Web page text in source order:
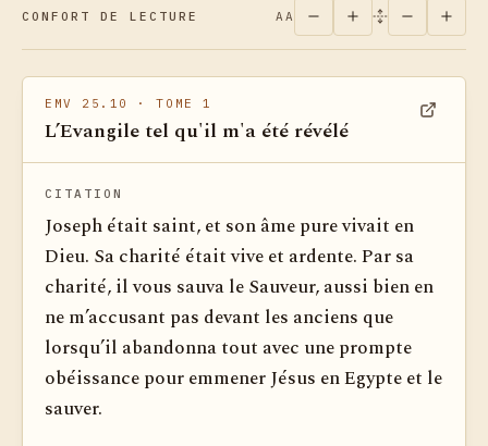
CONFORT DE LECTURE AA
EMV 25.10 · TOME 1
L’Evangile tel qu'il m'a été révélé
CITATION
Joseph était saint, et son âme pure vivait en
Dieu. Sa charité était vive et ardente. Par sa
charité, il vous sauva le Sauveur, aussi bien en
ne m’accusant pas devant les anciens que
lorsqu’il abandonna tout avec une prompte
obéissance pour emmener Jésus en Egypte et le
sauver.